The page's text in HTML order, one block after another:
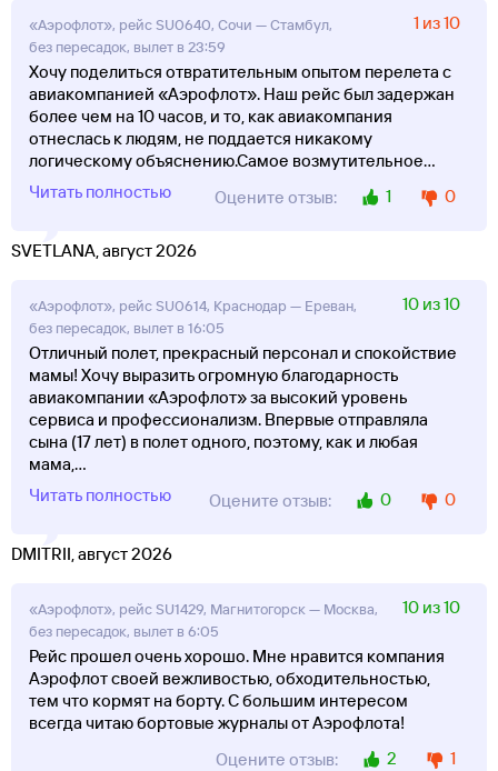
«Аэрофлот», рейс SU0640, Сочи — Стамбул,
без пересадок, вылет в 23:59
1 из 10
Хочу поделиться отвратительным опытом перелета с
авиакомпанией «Аэрофлот». Наш рейс был задержан
более чем на 10 часов, и то, как авиакомпания
отнеслась к людям, не поддается никакому
логическому объяснению. ​Самое возмутительное...
Читать полностью
Оцените отзыв: 1 0
SVETLANA, август 2026
«Аэрофлот», рейс SU0614, Краснодар — Ереван,
без пересадок, вылет в 16:05
10 из 10
Отличный полет, прекрасный персонал и спокойствие
мамы! Хочу выразить огромную благодарность
авиакомпании «Аэрофлот» за высокий уровень
сервиса и профессионализм. Впервые отправляла
сына (17 лет) в полет одного, поэтому, как и любая
мама,...
Читать полностью
Оцените отзыв: 0 0
DMITRII, август 2026
«Аэрофлот», рейс SU1429, Магнитогорск — Москва,
без пересадок, вылет в 6:05
10 из 10
Рейс прошел очень хорошо. Мне нравится компания
Аэрофлот своей вежливостью, обходительностью,
тем что кормят на борту. С большим интересом
всегда читаю бортовые журналы от Аэрофлота!
Оцените отзыв:
2 1